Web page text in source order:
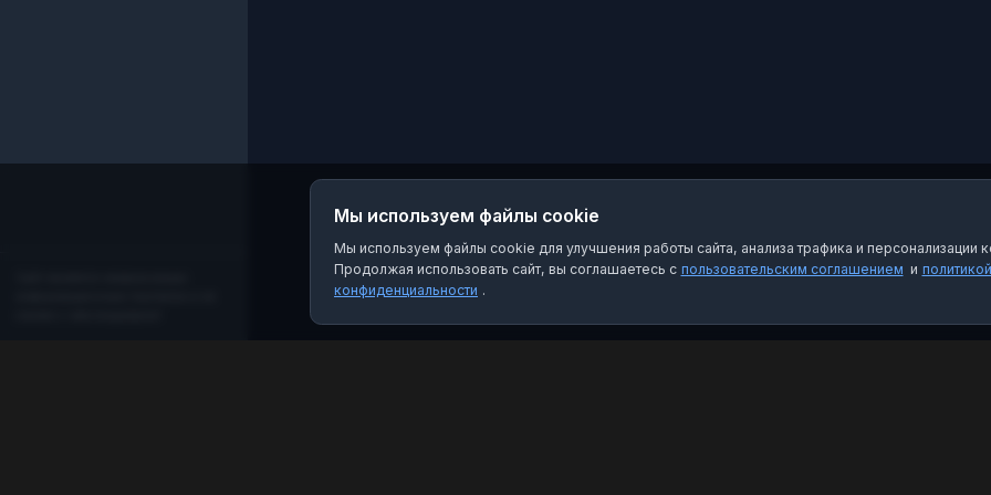
Мы используем файлы cookie
Мы используем файлы cookie для улучшения работы сайта, анализа трафика и персонализации
Продолжая использовать сайт, вы соглашаетесь с пользовательским соглашением и политикой
конфиденциальности .